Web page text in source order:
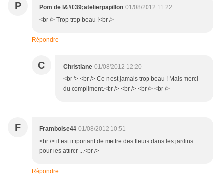
P Pom de l&#039;atelierpapillon 01/08/2012 11:22
<br /> Trop trop beau !<br />
Répondre
C Christiane 01/08/2012 12:20
<br /> <br /> Ce n'est jamais trop beau ! Mais merci
du compliment.<br /> <br /> <br /> <br />
F Framboise44 01/08/2012 10:51
<br /> il est important de mettre des fleurs dans les jardins
pour les attirer ...<br />
Répondre